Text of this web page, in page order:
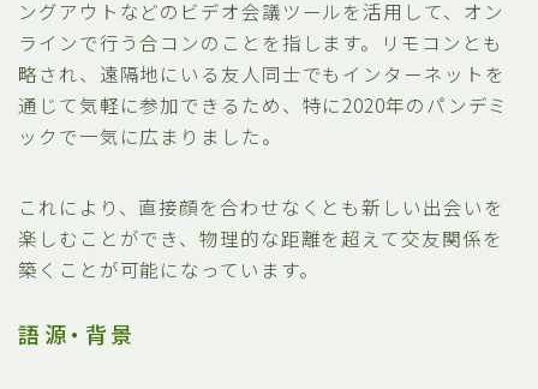
日常でよく聞く流行語
略語・造語
ングアウトなどのビデオ会議ツールを活用して、オン
ラインで行う合コンのことを指します。リモコンとも
略され、遠隔地にいる友人同士でもインターネットを
通じて気軽に参加できるため、特に2020年のパンデミ
ックで一気に広まりました。
これにより、直接顔を合わせなくとも新しい出会いを
楽しむことができ、物理的な距離を超えて交友関係を
築くことが可能になっています。
語源・背景